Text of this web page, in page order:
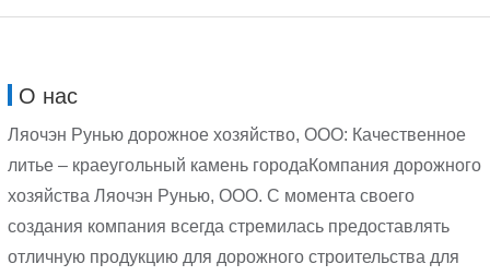
О нас
Ляочэн Рунью дорожное хозяйство, ООО: Качественное
литье – краеугольный камень городаКомпания дорожного
хозяйства Ляочэн Рунью, ООО. С момента своего
создания компания всегда стремилась предоставлять
отличную продукцию для дорожного строительства для